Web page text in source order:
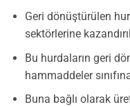
Geri dönüştürülen
sektörlerine
Bu hurdaların geri
hammaddeler
Buna bağlı olarak